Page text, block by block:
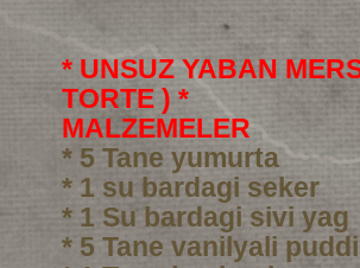
* UNSUZ YABAN
TORTE ) *
MALZEMELER
* 5 Tane yumurta
* 1 su bardagi seker
* 1 Su bardagi sivi yag
* 5 Tane vanilyali